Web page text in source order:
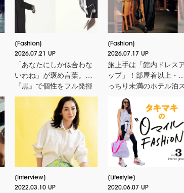
Fashion
2026.07.21 UP
「あなたにしか似合わな
いわね」が褒め言葉。
『黒』で個性をフル発揮
する３つのスタイル
Fashion
2026.07.17 UP
旅上手は「館内ドレス
ップ」！部屋着以上・か
っちり未満のホテル泊ス
タイル３選
Interview
2022.03.10 UP
Lifestyle
2020.06.07 UP